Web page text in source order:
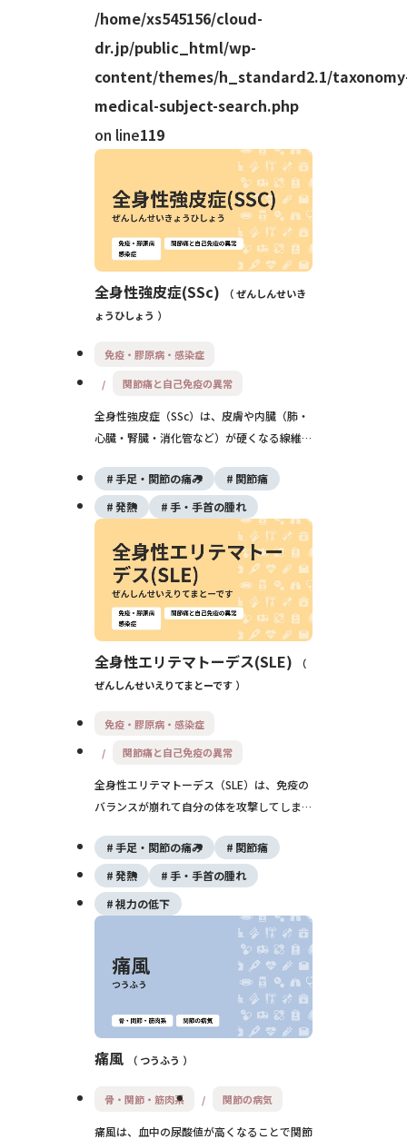
/home/xs545156/cloud-
dr.jp/public_html/wp-
content/themes/h_standard2.1/
medical-subject-search.php
on line119
全身性強皮症(SSc)
ぜんしんせいき
ょうひしょう
免疫・膠原病・感染症
関節痛と自己免疫の異常
全身性強皮症（SSc）は、皮膚や内臓（肺・
心臓・腎臓・消化管など）が硬くなる線維化
の膠原病です。手指の皮膚硬化やレイノー現
象を手がかりに早期診断し、薬物治療と生活
管理で内臓障害の進行を抑えることが重要で
す。
手足・関節の痛み
関節痛
発熱
手・手首の腫れ
全身性エリテマトーデス(SLE)
ぜんしんせいえりてまとーです
免疫・膠原病・感染症
関節痛と自己免疫の異常
全身性エリテマトーデス（SLE）は、免疫の
バランスが崩れて自分の体を攻撃してしまう
に炎症を起こします。発熱・関節痛・蝶形紅
斑・たんぱく尿など多彩な症状を示し、早期
診断と継続的な治療が重要です。
手足・関節の痛み
関節痛
発熱
手・手首の腫れ
視力の低下
痛風 つうふう
骨・関節・筋肉系 関節の病気
痛風は、血中の尿酸値が高くなることで関節